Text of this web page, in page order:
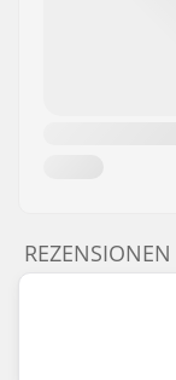
REZENSIONEN